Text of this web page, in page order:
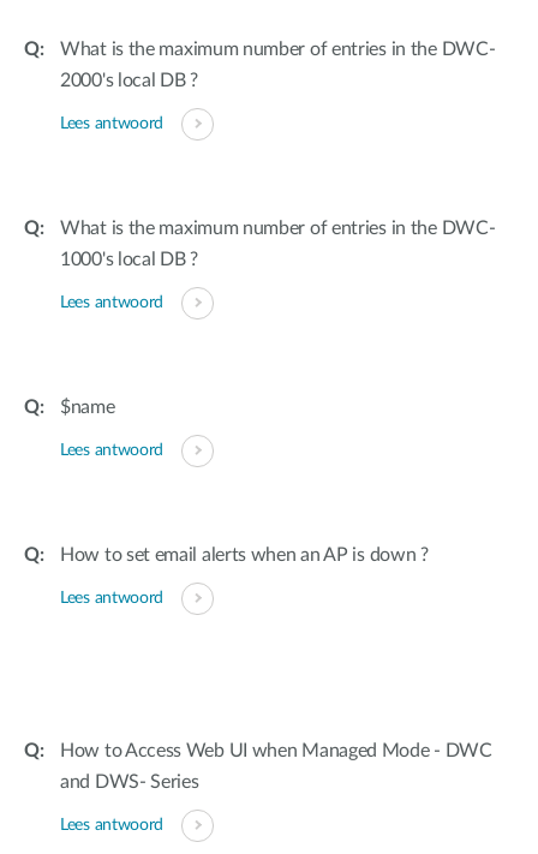
What is the maximum number of entries in the DWC-
2000's local DB ?
Lees antwoord
What is the maximum number of entries in the DWC-
1000's local DB ?
Lees antwoord
$name
Lees antwoord
How to set email alerts when an AP is down ?
Lees antwoord
How to Access Web UI when Managed Mode - DWC
and DWS- Series
Lees antwoord